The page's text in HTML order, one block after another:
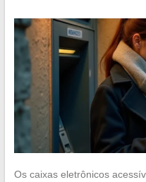
Os caixas eletrônicos